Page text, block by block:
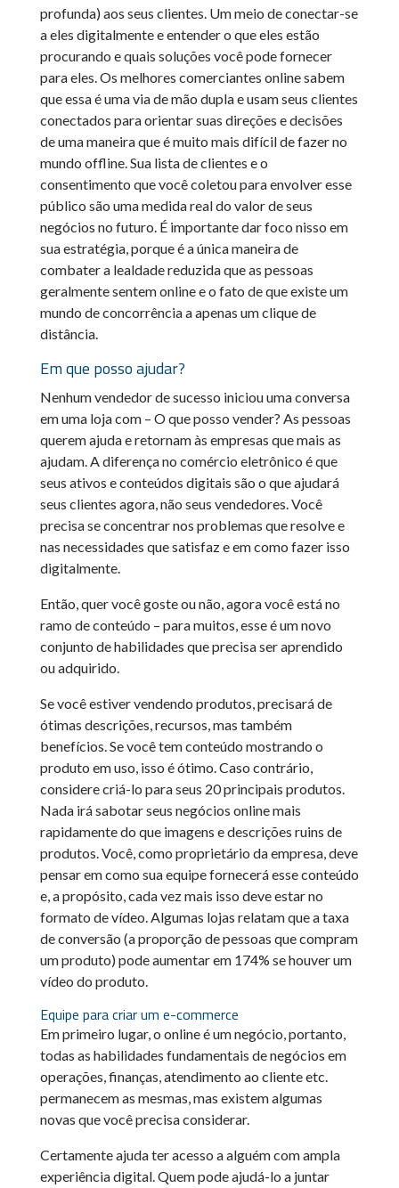
profunda) aos seus clientes. Um meio de conectar-se
a eles digitalmente e entender o que eles estão
procurando e quais soluções você pode fornecer
para eles. Os melhores comerciantes online sabem
que essa é uma via de mão dupla e usam seus clientes
conectados para orientar suas direções e decisões
de uma maneira que é muito mais difícil de fazer no
mundo offline. Sua lista de clientes e o
consentimento que você coletou para envolver esse
público são uma medida real do valor de seus
negócios no futuro. É importante dar foco nisso em
sua estratégia, porque é a única maneira de
combater a lealdade reduzida que as pessoas
geralmente sentem online e o fato de que existe um
mundo de concorrência a apenas um clique de
distância.
Em que posso ajudar?
Nenhum vendedor de sucesso iniciou uma conversa
em uma loja com – O que posso vender? As pessoas
querem ajuda e retornam às empresas que mais as
ajudam. A diferença no comércio eletrônico é que
seus ativos e conteúdos digitais são o que ajudará
seus clientes agora, não seus vendedores. Você
precisa se concentrar nos problemas que resolve e
nas necessidades que satisfaz e em como fazer isso
digitalmente.
Então, quer você goste ou não, agora você está no
ramo de conteúdo – para muitos, esse é um novo
conjunto de habilidades que precisa ser aprendido
ou adquirido.
Se você estiver vendendo produtos, precisará de
ótimas descrições, recursos, mas também
benefícios. Se você tem conteúdo mostrando o
produto em uso, isso é ótimo. Caso contrário,
considere criá-lo para seus 20 principais produtos.
Nada irá sabotar seus negócios online mais
rapidamente do que imagens e descrições ruins de
produtos. Você, como proprietário da empresa, deve
pensar em como sua equipe fornecerá esse conteúdo
e, a propósito, cada vez mais isso deve estar no
formato de vídeo. Algumas lojas relatam que a taxa
de conversão (a proporção de pessoas que compram
um produto) pode aumentar em 174% se houver um
vídeo do produto.
Equipe para criar um e-commerce
Em primeiro lugar, o online é um negócio, portanto,
todas as habilidades fundamentais de negócios em
operações, finanças, atendimento ao cliente etc.
permanecem as mesmas, mas existem algumas
novas que você precisa considerar.
Certamente ajuda ter acesso a alguém com ampla
experiência digital. Quem pode ajudá-lo a juntar